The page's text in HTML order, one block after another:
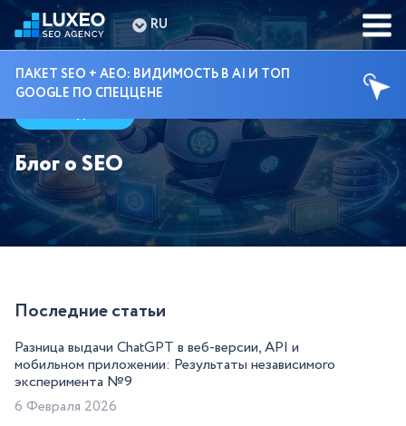
RU
ПАКЕТ SEO + AEO: ВИДИМОСТЬ В AI И ТОП
GOOGLE ПО СПЕЦЦЕНЕ
Гайды
Блог о SEO
Последние статьи
Разница выдачи ChatGPT в веб-версии, API и
мобильном приложении: Результаты независимого
эксперимента №9
6 Февраля 2026